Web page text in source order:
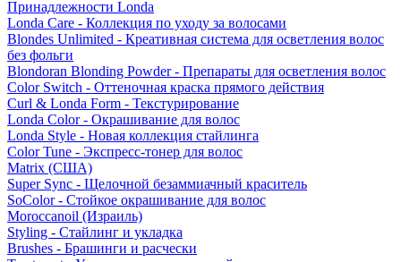
Принадлежности Londa
Londa Care - Коллекция по уходу за волосами
Blondes Unlimited - Креативная система для осветления волос
без фольги
Blondoran Blonding Powder - Препараты для осветления волос
Color Switch - Оттеночная краска прямого действия
Curl & Londa Form - Текстурирование
Londa Color - Окрашивание для волос
Londa Style - Новая коллекция стайлинга
Color Tune - Экспресс-тонер для волос
Matrix (США)
Super Sync - Щелочной безаммиачный краситель
SoColor - Стойкое окрашивание для волос
Moroccanoil (Израиль)
Styling - Стайлинг и укладка
Brushes - Брашинги и расчески